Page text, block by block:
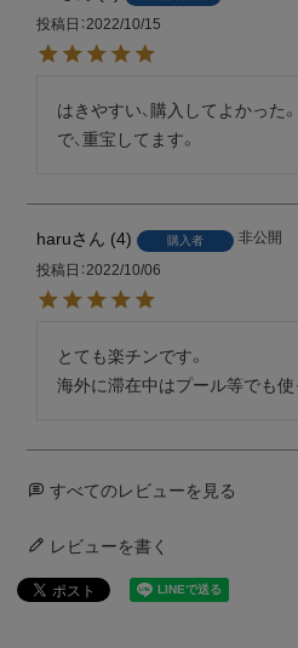
投稿日 2022/10/15
はきやすい、購入してよかった
で、重宝してます。
haru 4 購入者
非公開
投稿日 2022/10/06
とても楽チンです。
海外に滞在中はプール等でも使
すべてのレビューを見る
レビューを書く